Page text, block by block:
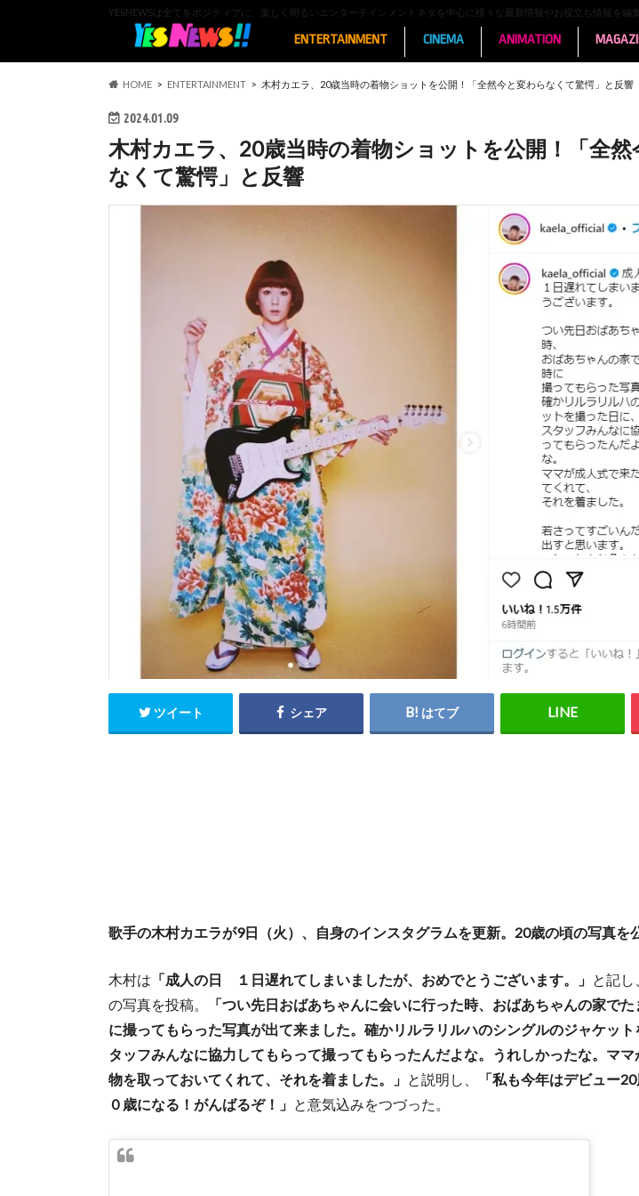
YESNEWSは全てをポジティブに、楽しく明るいエンターテインメントネタを中心に様々な最新情報やお役立ち情報を編
ENTERTAINMENT CINEMA ANIMATION
HOME ENTERTAINMENT 木村カエラ、20歳当時の着物ショットを公開！「全然今と変わらなくて驚愕」と反響
2024.01.09
木村カエラ、20歳当時の着物ショットを公開！「全然
なくて驚愕」と反響
ツイート シェア はてブ
歌手の木村カエラが9日（火）、自身のインスタグラムを更新。20歳の頃の写真を
木村は 「成人の日 １日遅れてしまいましたが、おめでとうございます。」 と記
の写真を投稿。
「つい先日おばあちゃんに会いに行った時、おばあちゃんの家で
に撮ってもらった写真が出て来ました。確かリルラリルハのシングルのジャケッ
タッフみんなに協力してもらって撮ってもらったんだよな。うれしかったな。マ
物を取っておいてくれて、それを着ました。」 と説明し、
「私も今年はデビュー
０歳になる！がんばるぞ！」 と意気込みをつづった。